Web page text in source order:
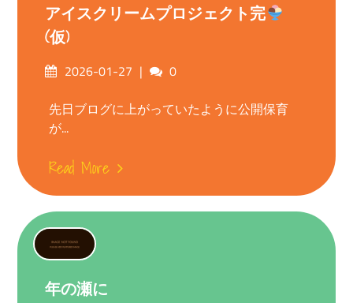
アイスクリームプロジェクト完
(仮)
Posted2026-01-27 Comments
0
先日ブログに上がっていたように公開保育
が...
Read More
年の瀬に